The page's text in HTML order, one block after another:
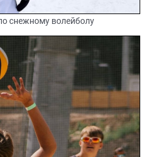
снежному волейболу